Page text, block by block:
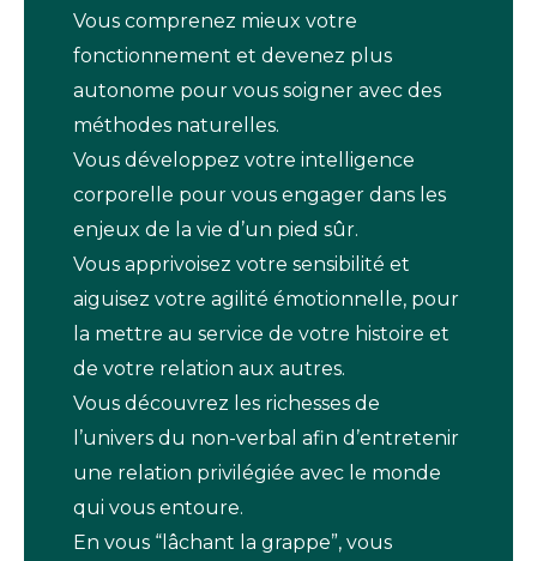
Vous comprenez mieux votre
fonctionnement et devenez plus
autonome pour vous soigner avec des
méthodes naturelles.
Vous développez votre intelligence
corporelle pour vous engager dans les
enjeux de la vie d’un pied sûr.
Vous apprivoisez votre sensibilité et
aiguisez votre agilité émotionnelle, pour
la mettre au service de votre histoire et
de votre relation aux autres.
Vous découvrez les richesses de
l’univers du non-verbal afin d’entretenir
une relation privilégiée avec le monde
qui vous entoure.
En vous “lâchant la grappe”, vous